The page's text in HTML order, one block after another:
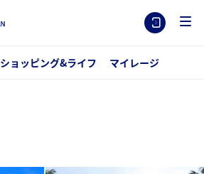
ショッピング&ライフ マイレージ